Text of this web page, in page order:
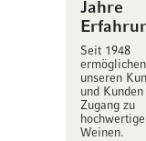
Jahre
Seit 1948
unseren
und Kunden
Zugang zu
Weinen.